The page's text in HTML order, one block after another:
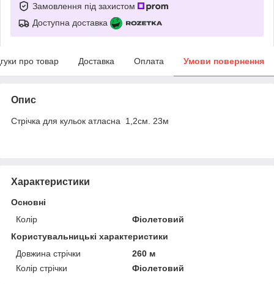
Замовлення під захистом
Доступна доставка
про товар Доставка Оплата Умови повернення
Опис
Стрічка для кульок атласна 1,2см. 23м
Характеристики
Основні
Колір
Фіолетовий
Користувальницькі характеристики
Довжина стрічки
260 м
Колір стрічки
Фіолетовий